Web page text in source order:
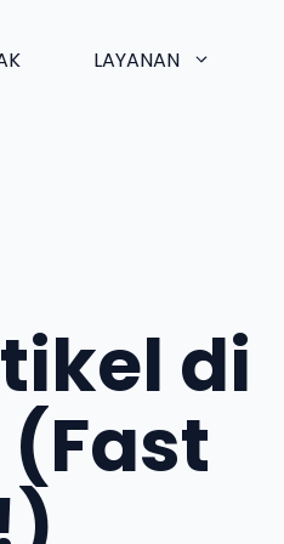
LAYANAN
di